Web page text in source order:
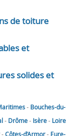
de toiture
et
solides et
- Bouches-du-
- Drôme- Isère- Loire
-Côtes-d’Armor- Eure-